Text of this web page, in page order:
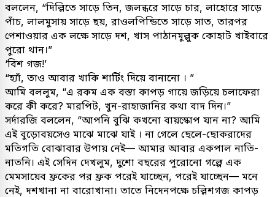
বললেন, “দিল্লিতে সাড়ে তিন, জলন্ধরে সাড়ে চার, লাহোরে সাড়ে
পাঁচ, লালমুসায় সাড়ে ছয়, রাওলপিন্ডিতে সাড়ে সাত, তারপর
পেশাওয়ার এক লক্ষে সাড়ে দশ, খাস পাঠানমুল্লুক কোহাট খাইবারে
পুরো থান।”
‘বিশ গজ!’
“হ্যাঁ, তাও আবার খাকি শার্টিং দিয়ে বানানো । ”
আমি বললুম, “এ রকম এক বস্তা কাপড় গায়ে জড়িয়ে চলাফেরা
করে কী করে? মারপিট, খুন-রাহাজানির কথা বাদ দিন।”
সর্দারজি বললেন, “আপনি বুঝি কখনো বায়স্কোপ যান না? আমি
এই বুড়োবয়সেও মাঝে মাঝে যাই । না গেলে ছেলে-ছোকরাদের
মতিগতি বোঝাবার উপায় নেই— আমার আবার একপাল নাতি-
নাতনি। এই সেদিন দেখলুম, দুশো বছরের পুরোনো গল্পে এক
মেমসায়েব ফ্রকের পর ফ্রক পরেই যাচ্ছেন, পরেই যাচ্ছেন— মনে
নেই, দশখানা না বারোখানা। তাতে নিদেনপক্ষে চল্লিশগজ কাপড়